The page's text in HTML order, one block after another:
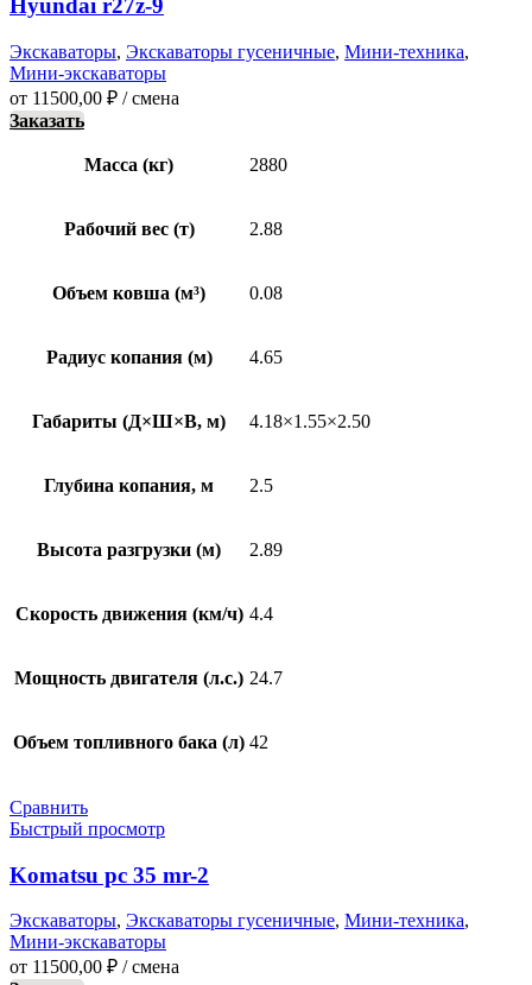
Hyundai r27z-9
Экскаваторы, Экскаваторы гусеничные, Мини-техника,
Мини-экскаваторы
от 11500,00 ₽ / смена
Заказать
Масса (кг) 2880
Рабочий вес (т) 2.88
Объем ковша (м³) 0.08
Радиус копания (м) 4.65
Габариты (Д×Ш×В, м) 4.18×1.55×2.50
Глубина копания, м 2.5
Высота разгрузки (м) 2.89
Скорость движения (км/ч) 4.4
Мощность двигателя (л.с.) 24.7
Объем топливного бака (л) 42
Сравнить
Быстрый просмотр
Komatsu pc 35 mr-2
Экскаваторы, Экскаваторы гусеничные, Мини-техника,
Мини-экскаваторы
от 11500,00 ₽ / смена